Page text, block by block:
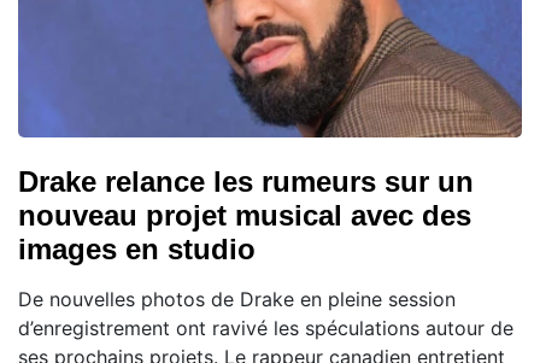
Drake relance les rumeurs sur un
nouveau projet musical avec des
images en studio
De nouvelles photos de Drake en pleine session
d’enregistrement ont ravivé les spéculations autour de
ses prochains projets. Le rappeur canadien entretient